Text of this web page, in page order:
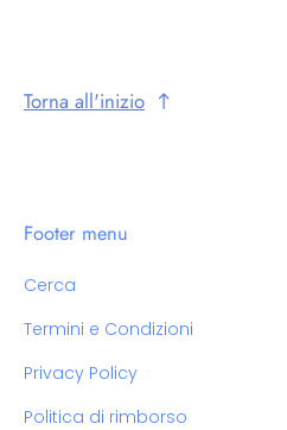
Torna all'inizio
Footer menu
Cerca
Termini e Condizioni
Privacy Policy
Politica di rimborso